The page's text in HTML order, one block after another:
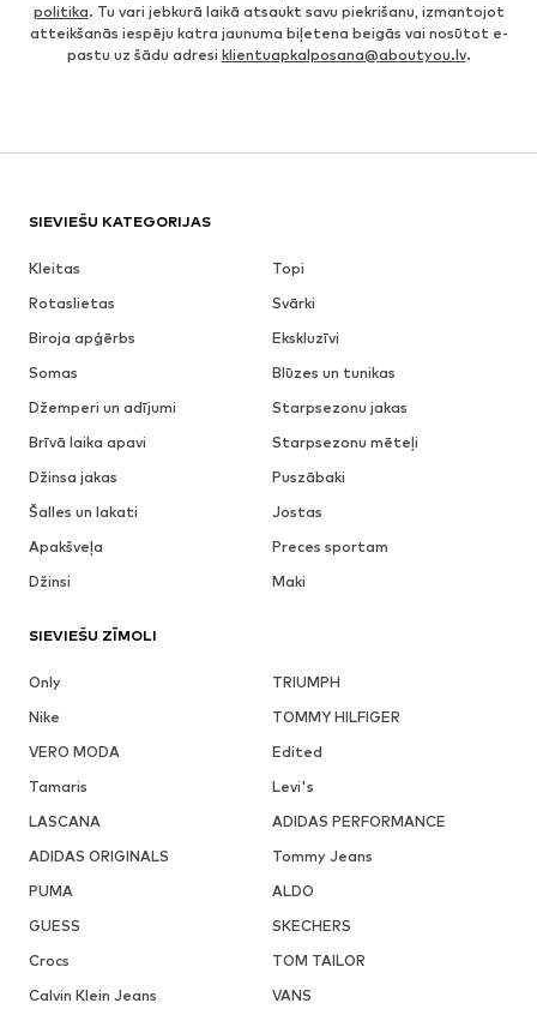
politika. Tu vari jebkurā laikā atsaukt savu piekrišanu, izmantojot
atteikšanās iespēju katra jaunuma biļetena beigās vai nosūtot e-
pastu uz šādu adresi klientuapkalposana@aboutyou.lv.
SIEVIEŠU KATEGORIJAS
Kleitas
Topi
Rotaslietas
Svārki
Biroja apģērbs
Ekskluzīvi
Somas
Blūzes un tunikas
Džemperi un adījumi
Starpsezonu jakas
Brīvā laika apavi
Starpsezonu mēteļi
Džinsa jakas
Puszābaki
Šalles un lakati
Jostas
Apakšveļa
Preces sportam
Džinsi
Maki
SIEVIEŠU ZĪMOLI
Only
TRIUMPH
Nike
TOMMY HILFIGER
VERO MODA
Edited
Tamaris
Levi's
LASCANA
ADIDAS PERFORMANCE
ADIDAS ORIGINALS
Tommy Jeans
PUMA
ALDO
GUESS
SKECHERS
Crocs
TOM TAILOR
Calvin Klein Jeans
VANS